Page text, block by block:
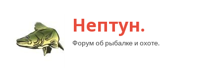
Нептун.
Форум об рыбалке и охоте.